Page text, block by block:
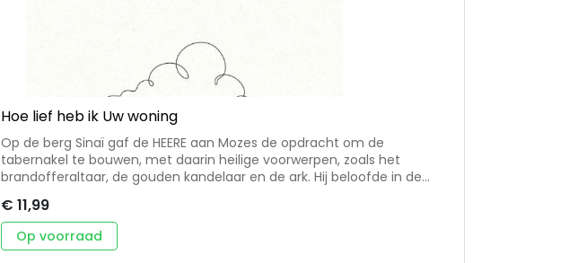
Hoe lief heb ik Uw woning
Op de berg Sinaï gaf de HEERE aan Mozes de opdracht om de
tabernakel te bouwen, met daarin heilige voorwerpen, zoals het
brandofferaltaar, de gouden kandelaar en de ark. Hij beloofde in de
Artios-bijbelstudie. • Acht bijbelstudies over de tabernakel van Israël. • In
elke bijbelstudie is een aantal gespreksvragen opgenomen, om wat er
ook nu nog geleerd kan worden van de tabernakel. Dr. W. Verboom
€ 11,99
Op voorraad